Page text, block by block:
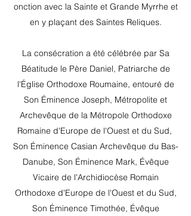
onction avec la Sainte et Grande Myrrhe et
en y plaçant des Saintes Reliques.
La consécration a été célébrée par Sa
Béatitude le Père Daniel, Patriarche de
l'Église Orthodoxe Roumaine, entouré de
Son Éminence Joseph, Métropolite et
Archevêque de la Métropole Orthodoxe
Romaine d'Europe de l'Ouest et du Sud,
Son Éminence Casian Archevêque du Bas-
Danube, Son Éminence Mark, Évêque
Vicaire de l'Archidiocèse Romain
Orthodoxe d'Europe de l'Ouest et du Sud,
Son Éminence Timothée, Évêque